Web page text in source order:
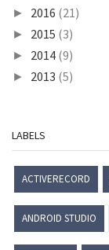
► 2016 (21)
► 2015 (3)
► 2014 (9)
► 2013 (5)
LABELS
ACTIVERECORD
ANDROID STUDIO